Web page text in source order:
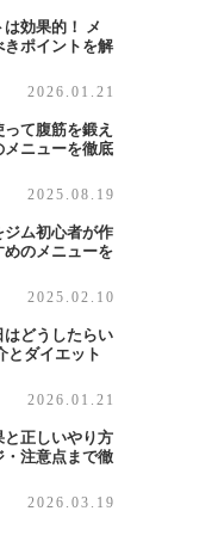
効果的！ メ
きポイントを解
2026.01.21
て腹筋を鍛え
メニューを徹底
2025.08.19
ム初心者が作
めのメニューを
2025.02.10
どうしたらい
とダイエット
2026.01.21
と正しいやり方
・注意点まで徹
2026.03.19